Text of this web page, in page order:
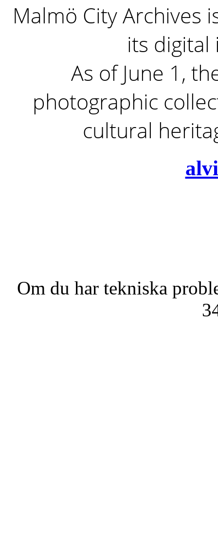
Malmö City Archives
its digital
As of June 1,
photographic
cultural
Om du har tekniska